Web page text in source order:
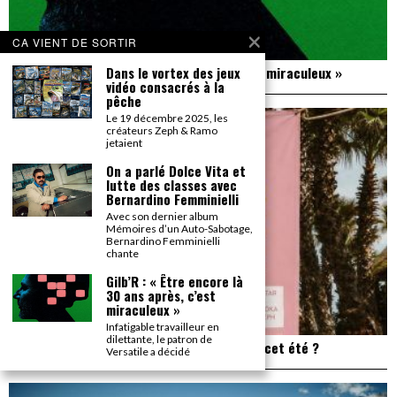
Gilb’R : « Être encore là 30 ans après, c’est miraculeux »
Plage de Rock : et si on allait à Saint Trop’ cet été ?
CA VIENT DE SORTIR
Dans le vortex des jeux
vidéo consacrés à la
pêche
Le 19 décembre 2025, les
créateurs Zeph & Ramo
jetaient
On a parlé Dolce Vita et
lutte des classes avec
Bernardino Femminielli
Avec son dernier album
Mémoires d’un Auto-Sabotage,
Bernardino Femminielli
chante
Gilb’R : « Être encore là
30 ans après, c’est
miraculeux »
Infatigable travailleur en
dilettante, le patron de
Versatile a décidé